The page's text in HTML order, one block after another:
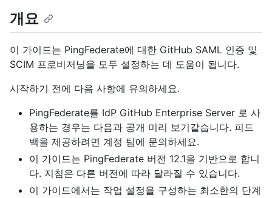
개요
이 가이드는 PingFederate에 대한 GitHub SAML 인증 및
SCIM 프로비저닝을 모두 설정하는 데 도움이 됩니다.
시작하기 전에 다음 사항에 유의하세요.
PingFederate를 IdP GitHub Enterprise Server 로 사
용하는 경우는 다음과 공개 미리 보기같습니다. 피드
백을 제공하려면 계정 팀에 문의하세요.
이 가이드는 PingFederate 버전 12.1을 기반으로 합니
다. 지침은 다른 버전에 따라 달라질 수 있습니다.
이 가이드에서는 작업 설정을 구성하는 최소한의 단계